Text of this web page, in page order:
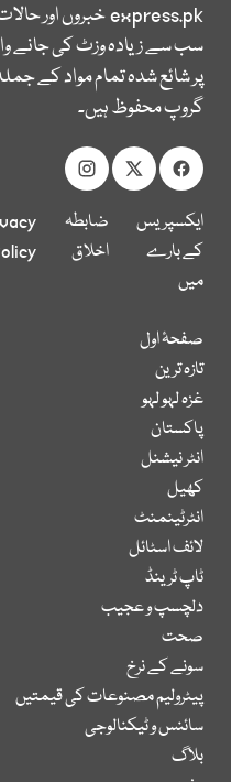
express.pkخبروں اور
سب سے زیادہ وزٹ کی جانے
پر شائع شدہ تمام مواد کے
گروپ محفوظ ہیں۔
ایکسپریس
کے بارے
میں
ضابطہ
اخلاق
صفحۂ اول
تازہ ترین
غزہ لہو لہو
پاکستان
انٹر نیشنل
کھیل
انٹرٹینمنٹ
لائف اسٹائل
ٹاپ ٹرینڈ
دلچسپ و عجیب
صحت
سونے کے نرخ
پیٹرولیم مصنوعات کی قیمتیں
سائنس و ٹیکنالوجی
بلاگ